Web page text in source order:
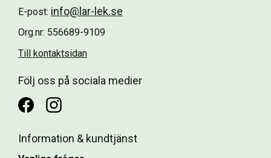
E-post: info@lar-lek.se
Org.nr: 556689-9109
Till kontaktsidan
Följ oss på sociala medier
Information & kundtjänst